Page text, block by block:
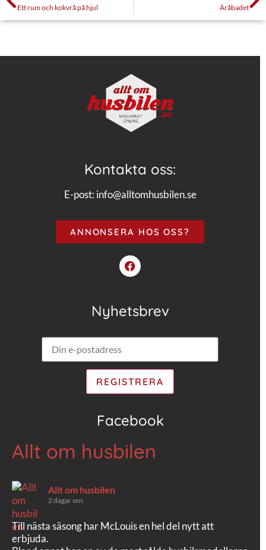
Ett rum och kokvrå på hjul Äråbadet
Kontakta oss:
E-post: info@alltomhusbilen.se
ANNONSERA HOS OSS?
Nyhetsbrev
Facebook
Allt om husbilen
Allt om husbilen
2 dagar sen
Till nästa säsong har McLouis en hel del nytt att
erbjuda.